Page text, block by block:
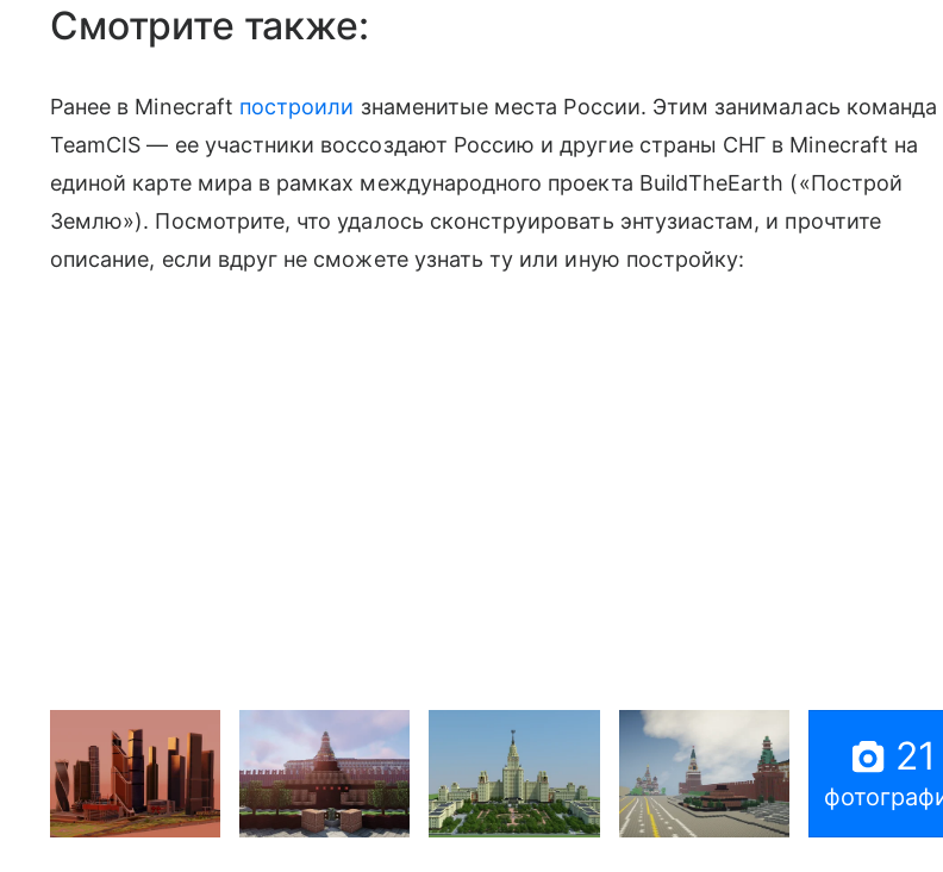
Смотрите также:
Ранее в Minecraft построили знаменитые места России. Этим занималась команда
TeamCIS — ее участники воссоздают Россию и другие страны СНГ в Minecraft на
единой карте мира в рамках международного проекта BuildTheEarth («Построй
Землю»). Посмотрите, что удалось сконструировать энтузиастам, и прочтите
описание, если вдруг не сможете узнать ту или иную постройку:
21